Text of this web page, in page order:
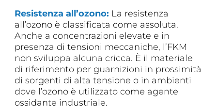
Resistenza all’ozono: La resistenza
all’ozono è classificata come assoluta.
Anche a concentrazioni elevate e in
presenza di tensioni meccaniche, l’FKM
non sviluppa alcuna cricca. È il materiale
di riferimento per guarnizioni in prossimità
di sorgenti di alta tensione o in ambienti
dove l’ozono è utilizzato come agente
ossidante industriale.